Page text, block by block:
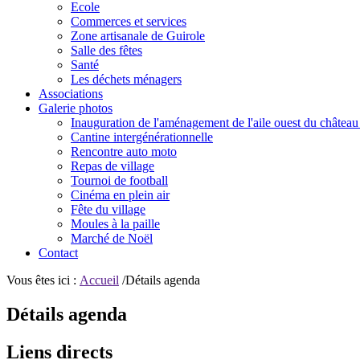
Ecole
Commerces et services
Zone artisanale de Guirole
Salle des fêtes
Santé
Les déchets ménagers
Associations
Galerie photos
Inauguration de l'aménagement de l'aile ouest du
Cantine intergénérationnelle
Rencontre auto moto
Repas de village
Tournoi de football
Cinéma en plein air
Fête du village
Moules à la paille
Marché de Noël
Contact
Vous êtes ici : Accueil /Détails agenda
Détails agenda
Liens directs